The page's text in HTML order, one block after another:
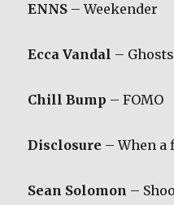
ENNS – Weekender
Ecca Vandal – Ghosts
Chill Bump – FOMO
Disclosure – When a
Sean Solomon –